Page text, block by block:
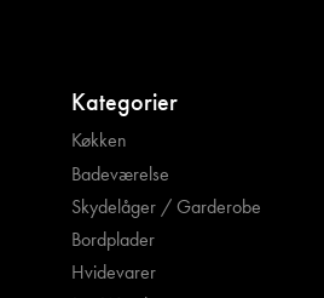
Kategorier
Køkken
Badeværelse
Skydelåger / Garderobe
Bordplader
Hvidevarer